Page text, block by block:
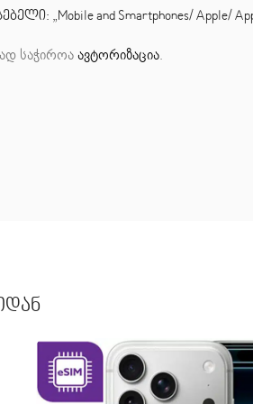
„Mobile and Smartphones/ Apple/
საჭიროაავტორიზაცია.